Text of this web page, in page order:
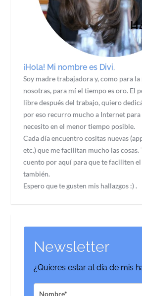
¡Hola! Mi nombre es Divi.
Soy madre trabajadora y, como para
nosotras, para mí el tiempo es oro. El
libre después del trabajo, quiero
por eso recurro mucho a Internet
necesito en el menor tiempo posible.
Cada día encuentro cositas nuevas
etc.) que me facilitan mucho las cosas.
cuento por aquí para que te faciliten el
también.
Espero que te gusten mis hallazgos :) .
Newsletter
¿Quieres estar al día de mis